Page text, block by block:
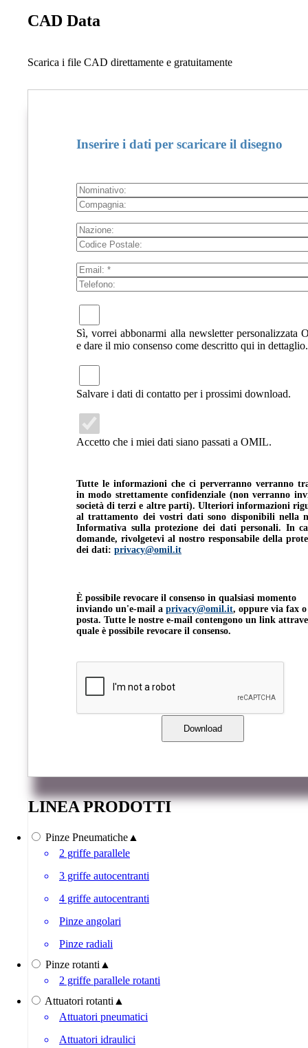
CAD Data
Scarica i file CAD direttamente e gratuitamente
Inserire i dati per scaricare il disegno
Sì, vorrei abbonarmi alla newsletter personalizzata
e dare il mio consenso come descritto qui in dettaglio.
Salvare i dati di contatto per i prossimi download.
Accetto che i miei dati siano passati a OMIL.
Tutte le informazioni che ci perverranno verranno
in modo strettamente confidenziale (non verranno
società di terzi e altre parti). Ulteriori informazioni
al trattamento dei vostri dati sono disponibili nella
Informativa sulla protezione dei dati personali. In
domande, rivolgetevi al nostro responsabile della
dei dati: privacy@omil.it
È possibile revocare il consenso in qualsiasi momento
inviando un'e-mail a privacy@omil.it, oppure via fax o
posta. Tutte le nostre e-mail contengono un link
quale è possibile revocare il consenso.
LINEA PRODOTTI
Pinze Pneumatiche ▲
2 griffe parallele
3 griffe autocentranti
4 griffe autocentranti
Pinze angolari
Pinze radiali
Pinze rotanti ▲
2 griffe parallele rotanti
Attuatori rotanti ▲
Attuatori pneumatici
Attuatori idraulici